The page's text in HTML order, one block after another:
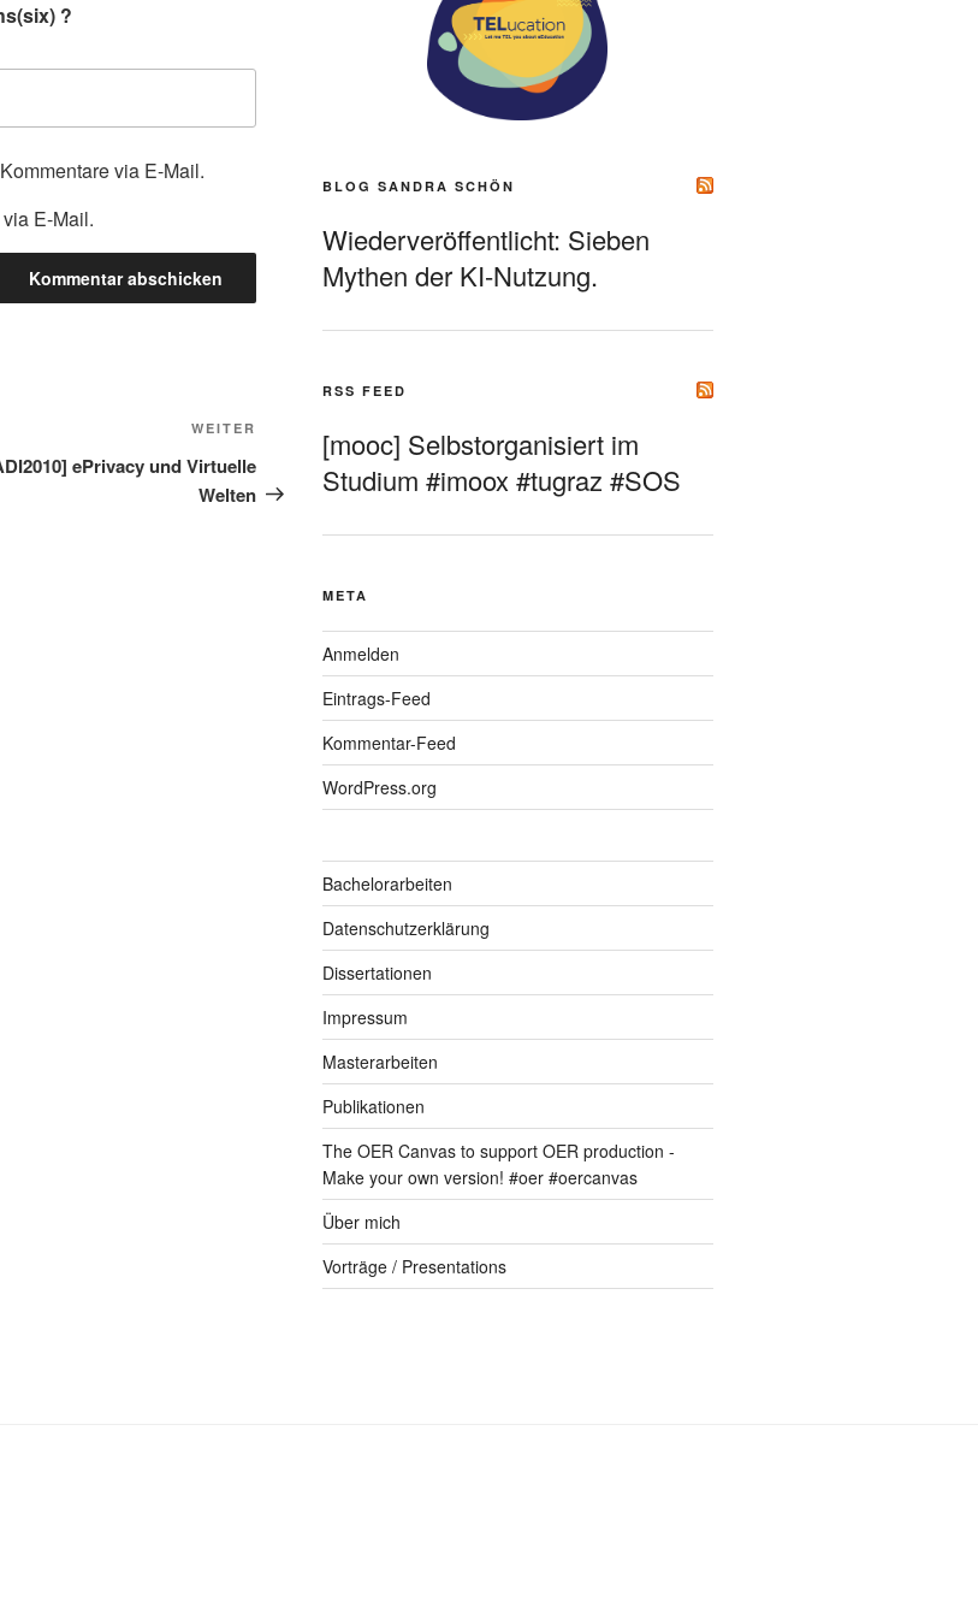
?
via E-Mail.
E-Mail.
Nächster
Beitrag
WEITER
ePrivacy und Virtuelle
Welten
BLOG SANDRA SCHÖN
Wiederveröffentlicht: Sieben
Mythen der KI-Nutzung.
RSS FEED
[mooc] Selbstorganisiert im
Studium #imoox #tugraz #SOS
META
Anmelden
Eintrags-Feed
Kommentar-Feed
WordPress.org
Bachelorarbeiten
Datenschutzerklärung
Dissertationen
Impressum
Masterarbeiten
Publikationen
The OER Canvas to support OER production -
Make your own version! #oer #oercanvas
Über mich
Vorträge / Presentations